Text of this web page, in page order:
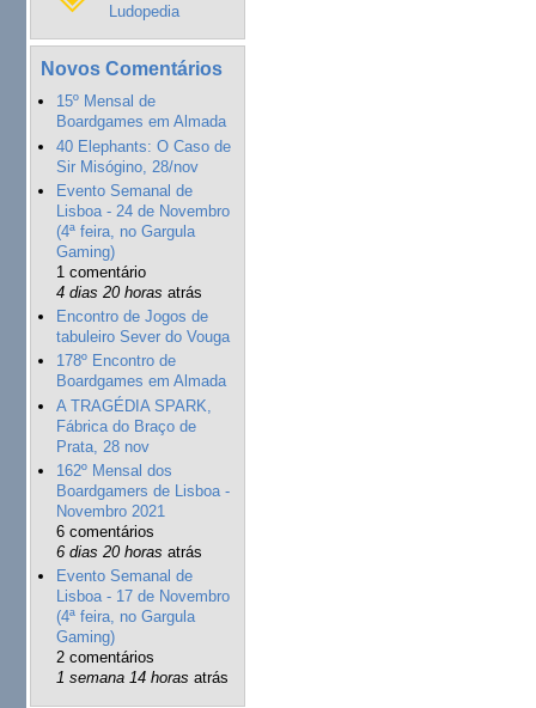
Ludopedia
Novos Comentários
15º Mensal de
Boardgames em Almada
40 Elephants: O Caso de
Sir Misógino, 28/nov
Evento Semanal de
Lisboa - 24 de Novembro
(4ª feira, no Gargula
Gaming)
1 comentário
4 dias 20 horas atrás
Encontro de Jogos de
tabuleiro Sever do Vouga
178º Encontro de
Boardgames em Almada
A TRAGÉDIA SPARK,
Fábrica do Braço de
Prata, 28 nov
162º Mensal dos
Boardgamers de Lisboa -
Novembro 2021
6 comentários
6 dias 20 horas atrás
Evento Semanal de
Lisboa - 17 de Novembro
(4ª feira, no Gargula
Gaming)
2 comentários
1 semana 14 horas atrás